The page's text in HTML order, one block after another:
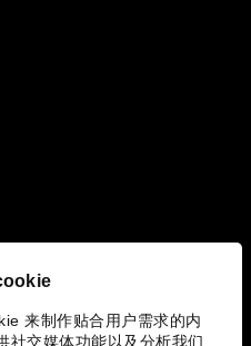
来制作贴合用户需求的内
社交媒体功能以及分析我们